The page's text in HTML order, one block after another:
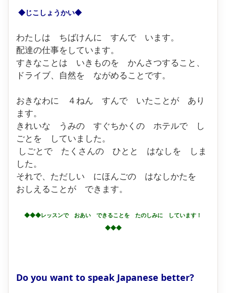
◆じこしょうかい◆
わたしは ちばけんに すんで います。
配達の仕事をしています。
すきなことは いきものを かんさつすること、
ドライブ、自然を ながめることです。
おきなわに ４ねん すんで いたことが あり
ます。
きれいな うみの すぐちかくの ホテルで し
ごとを していました。
しごとで たくさんの ひとと はなしを しま
した。
それで、ただしい にほんごの はなしかたを
おしえることが できます。
◆◆◆レッスンで おあい できることを たのしみに しています！
◆◆◆
Do you want to speak Japanese better?